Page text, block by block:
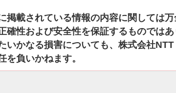
掲載されている情報の内容に関しては万
確性および安全性を保証するものでは
いかなる損害についても、株式会社
を負いかねます。